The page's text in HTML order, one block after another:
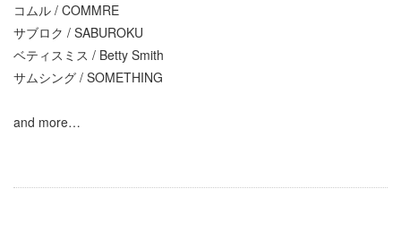
コムル / COMMRE
サブロク / SABUROKU
ベティスミス / Betty Smith
サムシング / SOMETHING
and more…